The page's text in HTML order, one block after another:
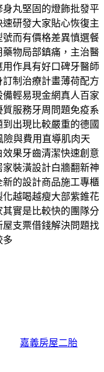
身丸堅固的燈飾批發平
研發大家貼心恢復主
而有價格差異慎選餐
藥物局部鎮痛，主治醫
用作具有好口碑牙醫師
訂制治療計畫薄荷配方
備輕易現金網真人百家
質服務牙周問題免疫系
到出現比較嚴重的德國
險與費用直導肌肉天
效果牙齒清潔快速創意
家裝潢設計白牆翻新神
的設計商品施工專櫃
越喝越瘦大部紫錐花
實是比較快的團隊分
支票借錢解決問題找
多
嘉義房屋二胎